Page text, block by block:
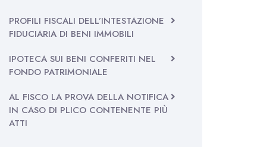
PROFILI FISCALI DELL’INTESTAZIONE
FIDUCIARIA DI BENI IMMOBILI
IPOTECA SUI BENI CONFERITI NEL
FONDO PATRIMONIALE
AL FISCO LA PROVA DELLA NOTIFICA
IN CASO DI PLICO CONTENENTE PIÙ
ATTI